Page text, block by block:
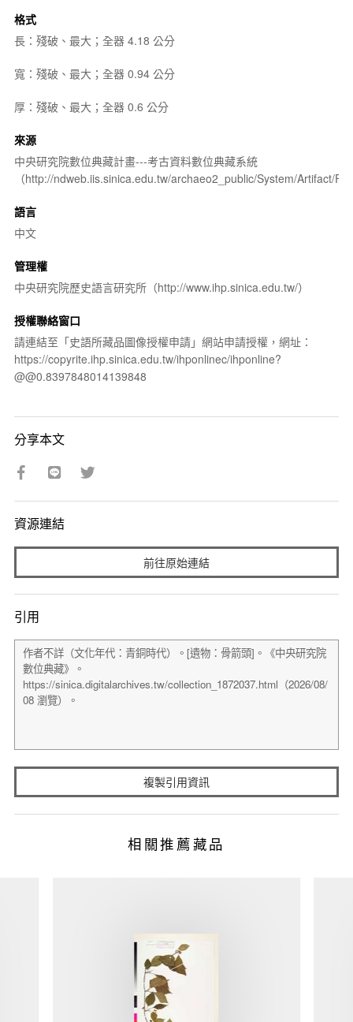
格式
長：殘破、最大；全器 4.18 公分
寬：殘破、最大；全器 0.94 公分
厚：殘破、最大；全器 0.6 公分
來源
中央研究院數位典藏計畫---考古資料數位典藏系統
（http://ndweb.iis.sinica.edu.tw/archaeo2_public/System/Artifact/
語言
中文
管理權
中央研究院歷史語言研究所（http://www.ihp.sinica.edu.tw/）
授權聯絡窗口
請連結至「史語所藏品圖像授權申請」網站申請授權，網址：
https://copyrite.ihp.sinica.edu.tw/ihponlinec/ihponline?
@@0.8397848014139848
分享本文
資源連結
前往原始連結
引用
複製引用資訊
相關推薦藏品